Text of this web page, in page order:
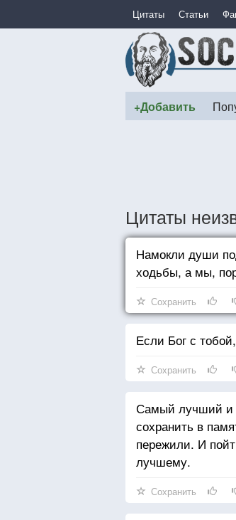
Цитаты Статьи
+Добавить
Цитаты
Намокли души
ходьбы, а мы,
Сохранить
Если Бог с
Сохранить
Самый лучший и
сохранить в
пережили. И
лучшему.
Сохранить